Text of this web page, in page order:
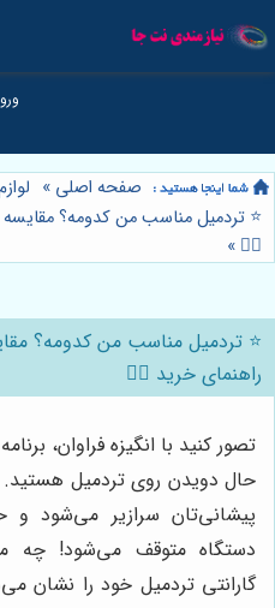
صفحه اصلی »
⭐️ تردمیل مناسب من کدومه؟
🏃‍♂️
»
⭐️ تردمیل مناسب من کدومه؟
راهنمای خرید 🏃‍♂️
تصور کنید با انگیزه فراوان،
حال دویدن روی تردمیل هستید.
پیشانی‌تان سرازیر می‌شود و
دستگاه متوقف می‌شود! چه
گارانتی تردمیل خود را نشان